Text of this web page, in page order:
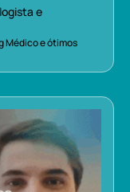
e
Médico e ótimos